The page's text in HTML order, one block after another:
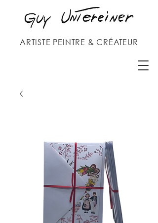
ARTISTE PEINTRE & CRÉATEUR